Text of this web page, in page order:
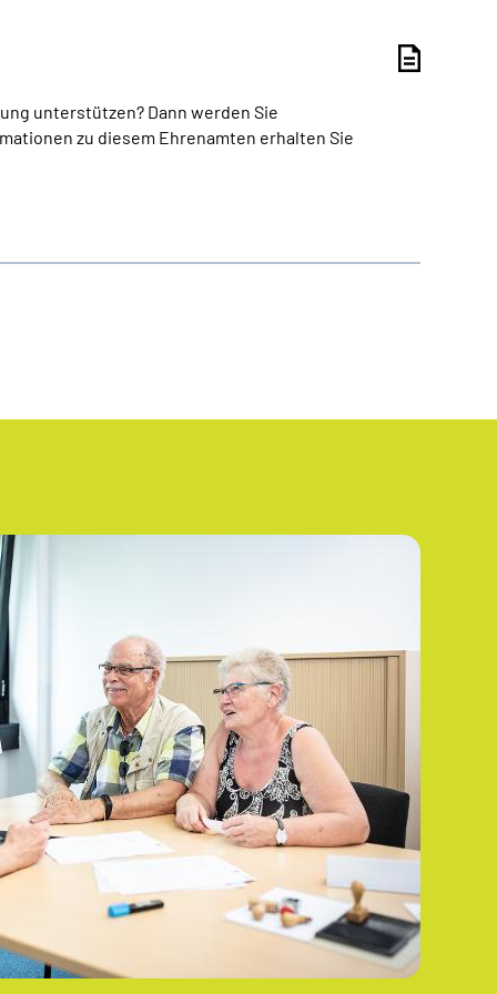
unterstützen? Dann werden Sie
zu diesem Ehrenamten erhalten Sie